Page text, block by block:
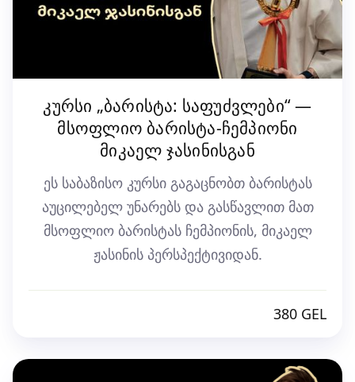
კურსი „ბარისტა: საფუძვლები“ —
მსოფლიო ბარისტა-ჩემპიონი
მიკაელ ჯასინისგან
ეს საბაზისო კურსი გაგაცნობთ ბარისტას
აუცილებელ უნარებს და გასწავლით მათ
მსოფლიო ბარისტას ჩემპიონის, მიკაელ
ჟასინის პერსპექტივიდან.
380 GEL